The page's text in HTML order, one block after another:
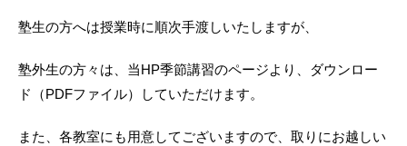
塾生の方へは授業時に順次手渡しいたしますが、
塾外生の方々は、当HP季節講習のページより、ダウンロー
ド（PDFファイル）していただけます。
また、各教室にも用意してございますので、取りにお越しい